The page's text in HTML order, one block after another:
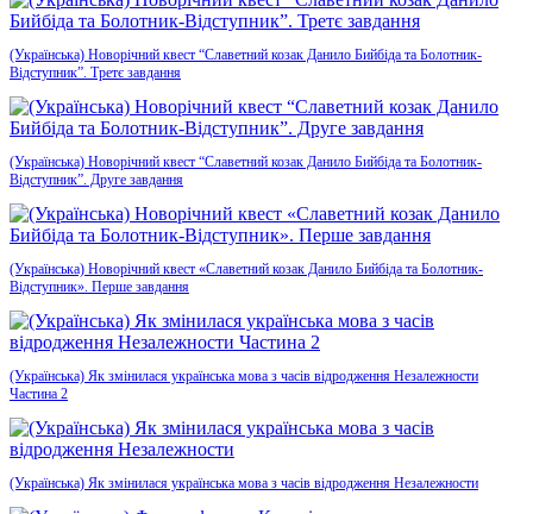
(Українська) Новорічний квест “Славетний козак Данило Бийбіда та Болотник-
Відступник”. Третє завдання
(Українська) Новорічний квест “Славетний козак Данило Бийбіда та Болотник-
Відступник”. Друге завдання
(Українська) Новорічний квест «Славетний козак Данило Бийбіда та Болотник-
Відступник». Перше завдання
(Українська) Як змінилася українська мова з часів відродження Незалежности
Частина 2
(Українська) Як змінилася українська мова з часів відродження Незалежности